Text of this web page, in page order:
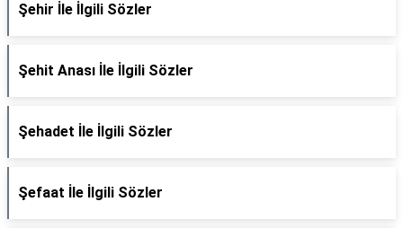
Şehir İle İlgili Sözler
Şehit Anası İle İlgili Sözler
Şehadet İle İlgili Sözler
Şefaat İle İlgili Sözler